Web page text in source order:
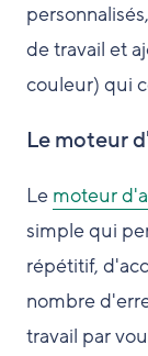
de travail et
couleur) qui
Le moteur
Le moteur
simple qui
répétitif,
nombre
travail par